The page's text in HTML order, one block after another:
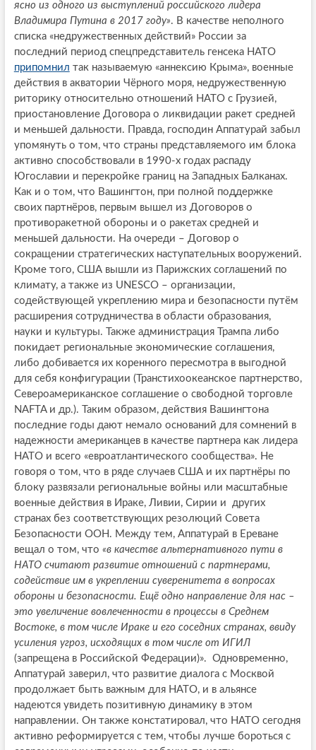
ясно из одного из выступлений российского лидера
Владимира Путина в 2017 году». В качестве неполного
списка «недружественных действий» России за
последний период спецпредставитель генсека НАТО
припомнил так называемую «аннексию Крыма», военные
действия в акватории Чёрного моря, недружественную
риторику относительно отношений НАТО с Грузией,
приостановление Договора о ликвидации ракет средней
и меньшей дальности. Правда, господин Аппатурай забыл
упомянуть о том, что страны представляемого им блока
активно способствовали в 1990-х годах распаду
Югославии и перекройке границ на Западных Балканах.
Как и о том, что Вашингтон, при полной поддержке
своих партнёров, первым вышел из Договоров о
противоракетной обороны и о ракетах средней и
меньшей дальности. На очереди – Договор о
сокращении стратегических наступательных вооружений.
Кроме того, США вышли из Парижских соглашений по
климату, а также из UNESCO – организации,
содействующей укреплению мира и безопасности путём
расширения сотрудничества в области образования,
науки и культуры. Также администрация Трампа либо
покидает региональные экономические соглашения,
либо добивается их коренного пересмотра в выгодной
для себя конфигурации (Транстихоокеанское партнерство,
Североамериканское соглашение о свободной торговле
NAFTA и др.). Таким образом, действия Вашингтона
последние годы дают немало оснований для сомнений в
надежности американцев в качестве партнера как лидера
НАТО и всего «евроатлантического сообщества». Не
говоря о том, что в ряде случаев США и их партнёры по
блоку развязали региональные войны или масштабные
военные действия в Ираке, Ливии, Сирии и других
странах без соответствующих резолюций Совета
Безопасности ООН. Между тем, Аппатурай в Ереване
вещал о том, что «в качестве альтернативного пути в
НАТО считают развитие отношений с партнерами,
содействие им в укреплении суверенитета в вопросах
обороны и безопасности. Ещё одно направление для нас –
это увеличение вовлеченности в процессы в Среднем
Востоке, в том числе Ираке и его соседних странах, ввиду
усиления угроз, исходящих в том числе от ИГИЛ
(запрещена в Российской Федерации)». Одновременно,
Аппатурай заверил, что развитие диалога с Москвой
продолжает быть важным для НАТО, и в альянсе
надеются увидеть позитивную динамику в этом
направлении. Он также констатировал, что НАТО сегодня
активно реформируется с тем, чтобы лучше бороться с